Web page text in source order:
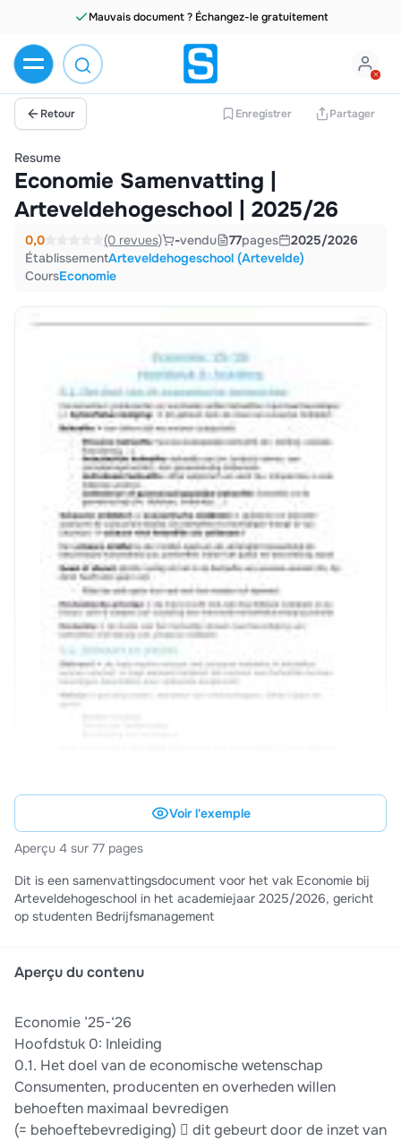
Mauvais document ? Échangez-le gratuitement
Retour Enregistrer Partager
Resume
Economie Samenvatting |
Arteveldehogeschool | 2025/26
0,0 (0 revues) -vendu 77pages
2025/2026
ÉtablissementArteveldehogeschool (Artevelde)
CoursEconomie
Voir l'exemple
Aperçu 4 sur 77 pages
Dit is een samenvattingsdocument voor het vak Economie bij
Arteveldehogeschool in het academiejaar 2025/2026, gericht
op studenten Bedrijfsmanagement
Aperçu du contenu
Economie ’25-‘26
Hoofdstuk 0: Inleiding
0.1. Het doel van de economische wetenschap
Consumenten, producenten en overheden willen
behoeften maximaal bevredigen
(= behoeftebevrediging)  dit gebeurt door de inzet van